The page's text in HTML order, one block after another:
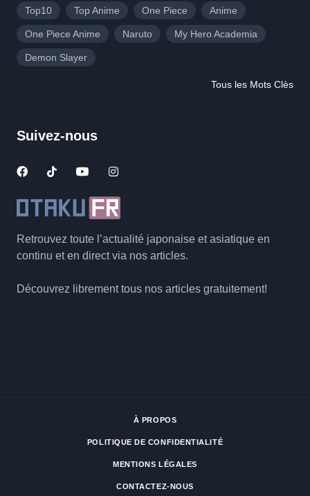
Retrouvez toute l’actualité japonaise et asiatique en
continu et en direct via nos articles.
Découvrez librement tous nos articles gratuitement!
Top10 Top Anime One Piece Anime
One Piece Anime Naruto My Hero Academia
Demon Slayer
Tous les Mots Clès
Suivez-nous
À PROPOS
POLITIQUE DE CONFIDENTIALITÉ
MENTIONS LÉGALES
CONTACTEZ-NOUS